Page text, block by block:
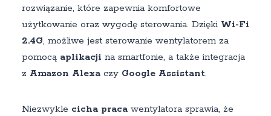
rozwiązanie, które zapewnia komfortowe
użytkowanie oraz wygodę sterowania. Dzięki Wi-Fi
2.4G, możliwe jest sterowanie wentylatorem za
pomocą aplikacji na smartfonie, a także integracja
z Amazon Alexaczy Google Assistant.
Niezwykle cicha pracawentylatora sprawia, że